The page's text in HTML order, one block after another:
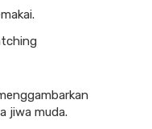
jiwa muda.